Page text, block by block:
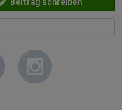
Beitrag schreiben